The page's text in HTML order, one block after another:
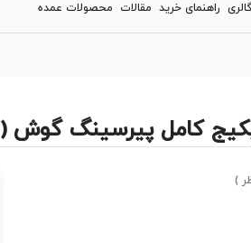
گالری راهنمای خرید مقالات محصولات عمده
کامل پیرسینگ گوش (9 قسمت)